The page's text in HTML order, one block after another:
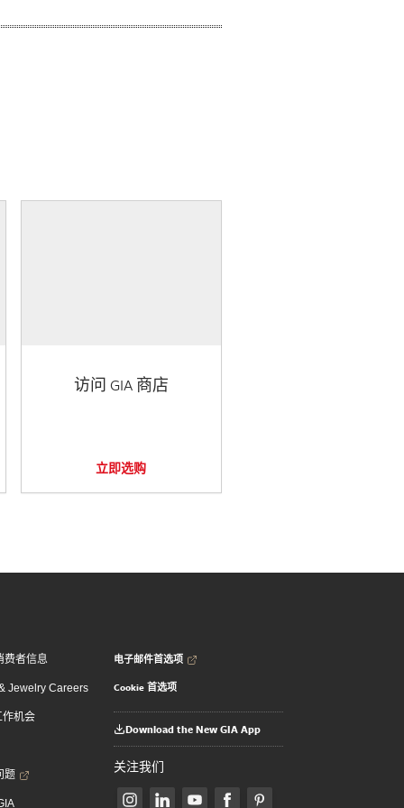
访问 GIA 商店
立即选购
费者信息
Jewelry Careers
作机会
题
电子邮件首选项
Cookie 首选项
Download the New GIA App
关注我们